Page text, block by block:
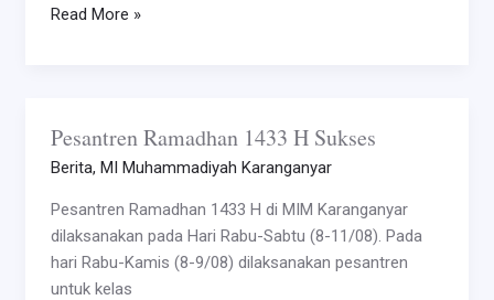
Read More »
Pesantren Ramadhan 1433 H Sukses
Berita, MI Muhammadiyah Karanganyar
Pesantren Ramadhan 1433 H di MIM Karanganyar
dilaksanakan pada Hari Rabu-Sabtu (8-11/08). Pada
hari Rabu-Kamis (8-9/08) dilaksanakan pesantren
untuk kelas
Pesantren
Ramadhan
H
Sukses